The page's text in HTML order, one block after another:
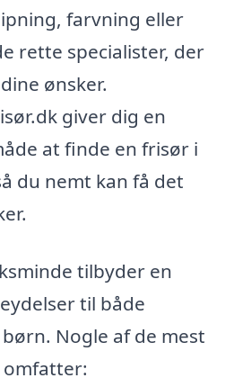
farvning eller
rette specialister, der
ønsker.
giver dig en
at finde en frisør i
du nemt kan få det
tilbyder en
til både
Nogle af de mest